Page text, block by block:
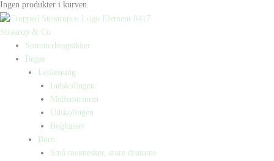
Ingen produkter i kurven
Straarup & Co
Sommerbogpakker
Bøger
Letlæsning
Indskolingen
Mellemtrinnet
Udskolingen
Bogkasser
Børn
Små mennesker, store drømme